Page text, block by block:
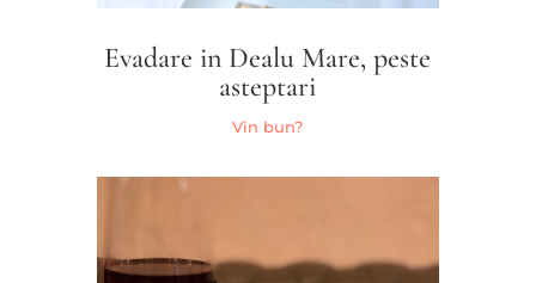
Evadare in Dealu Mare, peste
asteptari
Vin bun?